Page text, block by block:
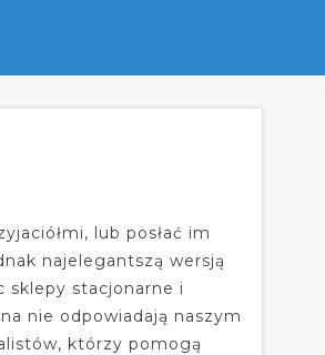
lub posłać im
najelegantszą wersją
sklepy stacjonarne i
nie odpowiadają naszym
którzy pomogą